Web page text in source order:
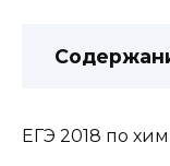
ЕГЭ 2018 по